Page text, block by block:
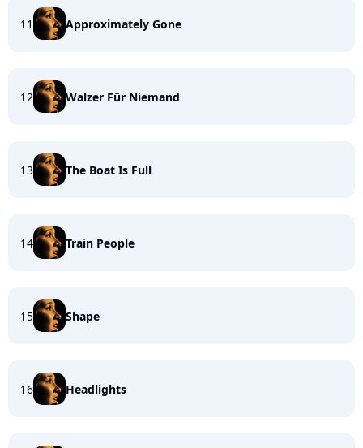
11 Approximately Gone
12 Walzer Für Niemand
13 The Boat Is Full
14 Train People
15 Shape
16 Headlights